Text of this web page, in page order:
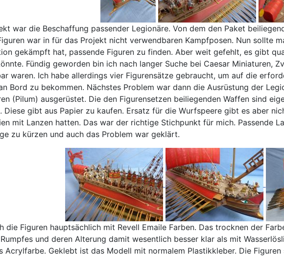
war die Beschaffung passender Legionäre. Von dem den Paket
war in für das Projekt nicht verwendbaren Kampfposen. Nun sollte
gekämpft hat, passende Figuren zu finden. Aber weit gefehlt, es gibt
Fündig geworden bin ich nach langer Suche bei Caesar Miniaturen,
waren. Ich habe allerdings vier Figurensätze gebraucht, um auf die
Bord zu bekommen. Nächstes Problem war dann die Ausrüstung der
(Pilum) ausgerüstet. Die den Figurensetzen beiliegenden Waffen sind
Diese gibt aus Papier zu kaufen. Ersatz für die Wurfspeere gibt es aber
mit Lanzen hatten. Das war der richtige Stichpunkt für mich. Passende
zu kürzen und auch das Problem war geklärt.
die Figuren hauptsächlich mit Revell Emaile Farben. Das trocknen der
und deren Alterung damit wesentlich besser klar als mit
Acrylfarbe. Geklebt ist das Modell mit normalem Plastikkleber. Die